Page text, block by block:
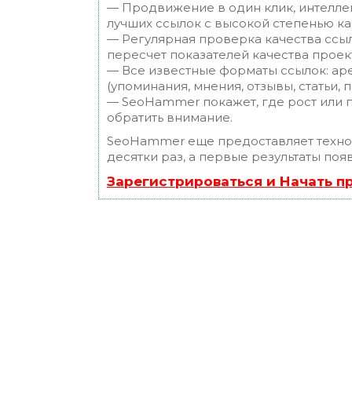
— Продвижение в один клик,
лучших ссылок с высокой степенью
— Регулярная проверка качества
пересчет показателей качества
— Все известные форматы ссылок:
(упоминания, мнения, отзывы, статьи,
— SeoHammer покажет, где рост или
обратить внимание.
SeoHammer еще предоставляет
десятки раз, а первые результаты
Зарегистрироваться и Начать